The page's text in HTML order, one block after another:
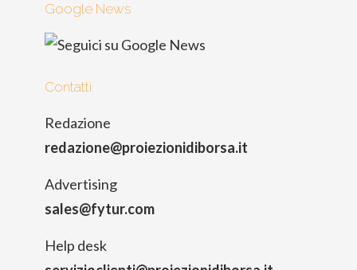
Google News
Contatti
Redazione
redazione@proiezionidiborsa.it
Advertising
sales@fytur.com
Help desk